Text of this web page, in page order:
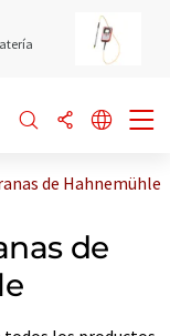
de Hahnemühle
de